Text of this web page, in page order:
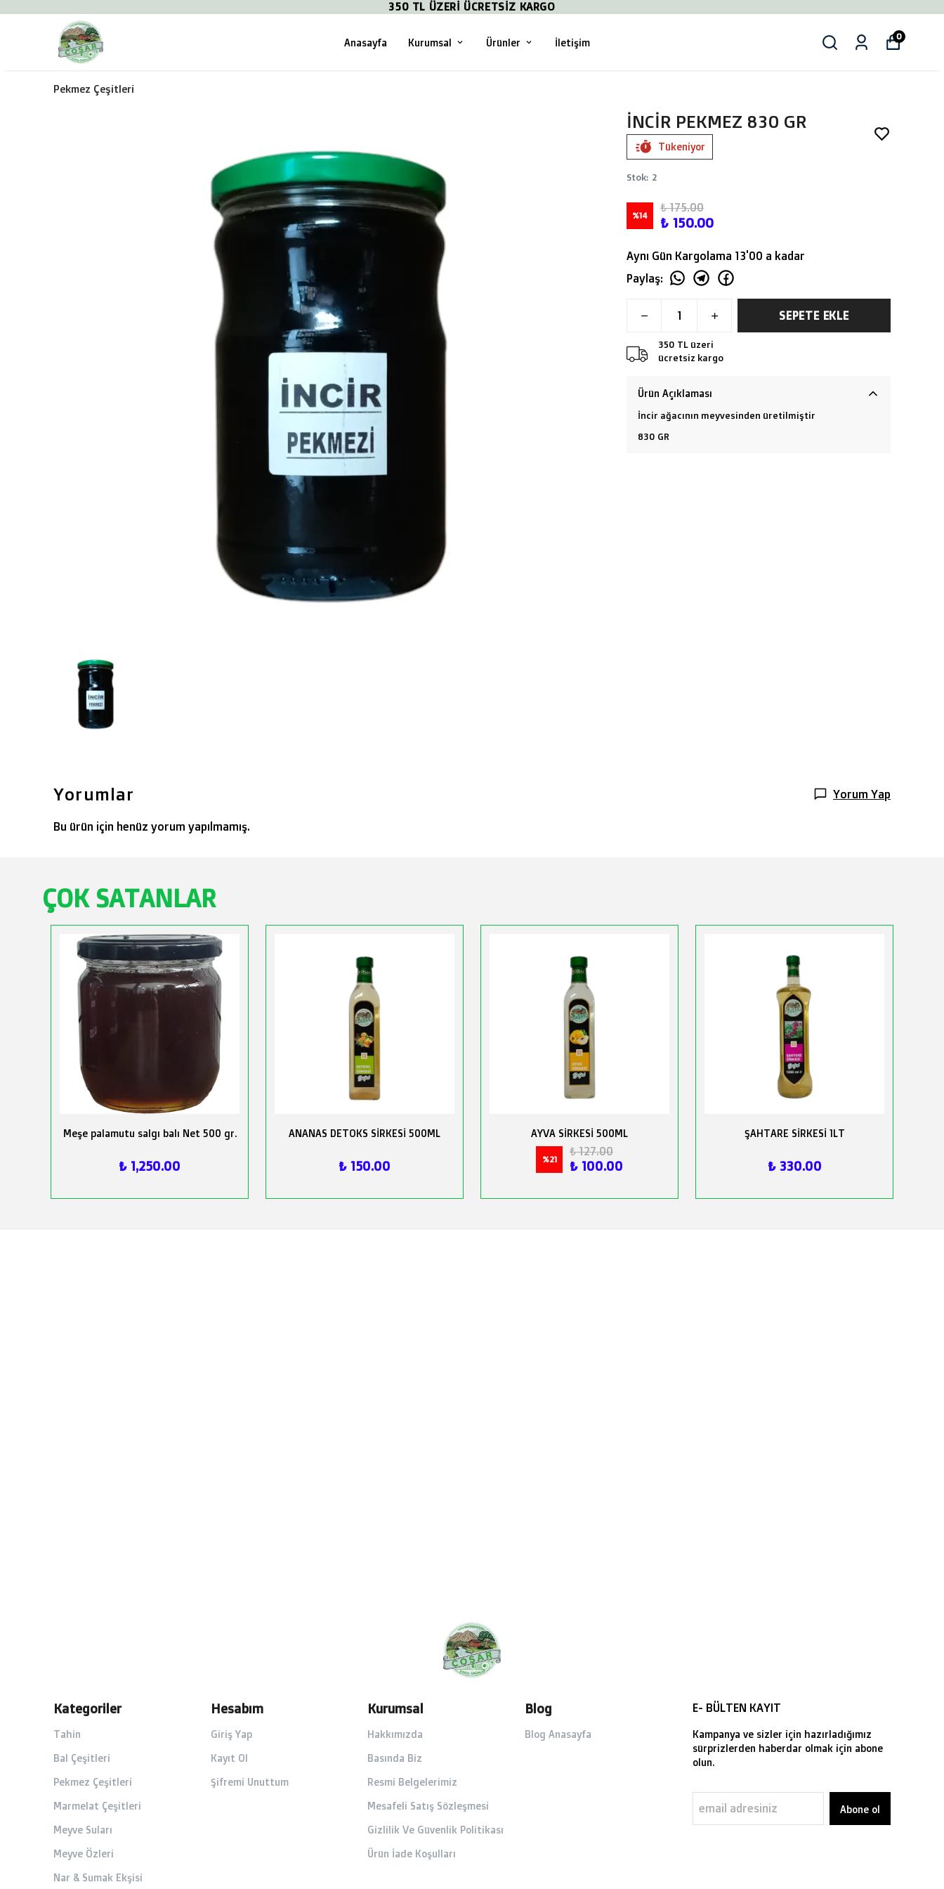
350 TL ÜZERİ ÜCRETSİZ KARGO
Anasayfa Kurumsal Ürünler İletişim
0
Pekmez Çeşitleri
İNCİR PEKMEZ 830 GR
Tükeniyor
Stok: 2
%14
₺ 175.00
₺ 150.00
Aynı Gün Kargolama 13'00 a kadar
Paylaş:
SEPETE EKLE
350 TL üzeri
ücretsiz kargo
Ürün Açıklaması
İncir ağacının meyvesinden üretilmiştir
830 GR
Yorumlar Yorum Yap
Bu ürün için henüz yorum yapılmamış.
ÇOK SATANLAR
Meşe palamutu salgı balı Net 500 gr.
₺ 1,250.00
ANANAS DETOKS SİRKESİ 500ML
₺ 150.00
AYVA SİRKESİ 500ML
%21
₺ 127.00
₺ 100.00
ŞAHTARE SİRKESİ 1LT
₺ 330.00
Kategoriler
Tahin
Bal Çeşitleri
Pekmez Çeşitleri
Marmelat Çeşitleri
Meyve Suları
Meyve Özleri
Nar & Sumak Ekşisi
Hesabım
Giriş Yap
Kayıt Ol
Şifremi Unuttum
Kurumsal
Hakkımızda
Basında Biz
Resmi Belgelerimiz
Mesafeli Satış Sözleşmesi
Gizlilik Ve Güvenlik Politikası
Ürün İade Koşulları
Blog
Blog Anasayfa
E- BÜLTEN KAYIT
Kampanya ve sizler için hazırladığımız
sürprizlerden haberdar olmak için abone
olun.
Abone ol